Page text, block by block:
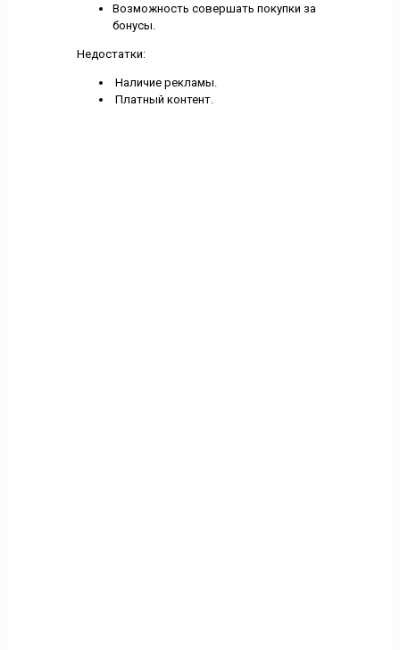
Возможность совершать покупки за
бонусы.
Недостатки:
Наличие рекламы.
Платный контент.